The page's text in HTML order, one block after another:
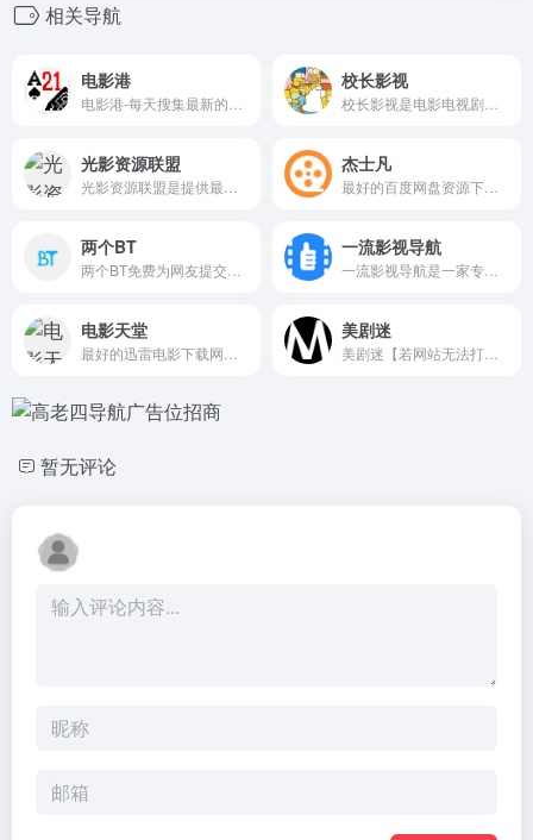
相关导航
电影港 校长影视
光影资源联盟 杰士凡
两个BT 一流影视导航
电影天堂 美剧迷
暂无评论